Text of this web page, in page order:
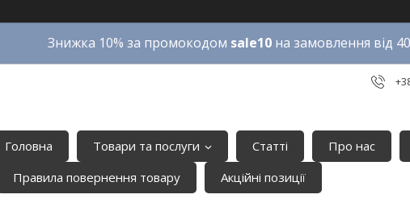
Знижка 10% за промокодом sale10на замовлення від
Головна Товари та послуги Статті Про нас
Правила повернення товару
Акційні позиції